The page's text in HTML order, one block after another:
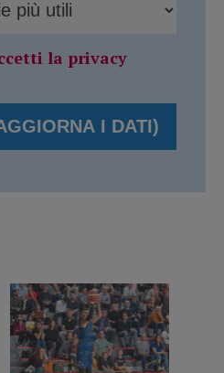
la privacy